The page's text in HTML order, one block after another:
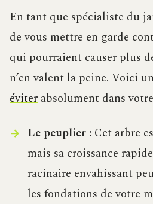
En tant que spécialiste du
de vous mettre en garde
qui pourraient causer plus
n’en valent la peine. Voici
éviter absolument dans
Le peuplier :Cet arbre
mais sa croissance
racinaire envahissant
les fondations de votre